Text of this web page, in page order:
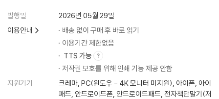
발행일
2026년 05월 29일
이용안내
배송 없이 구매 후 바로 읽기
이용기간 제한없음
TTS 가능
저작권 보호를 위해 인쇄 기능 제공 안함
지원기기
크레마, PC(윈도우 - 4K 모니터 미지원), 아이폰, 아이
패드, 안드로이드폰, 안드로이드패드, 전자책단말기(저